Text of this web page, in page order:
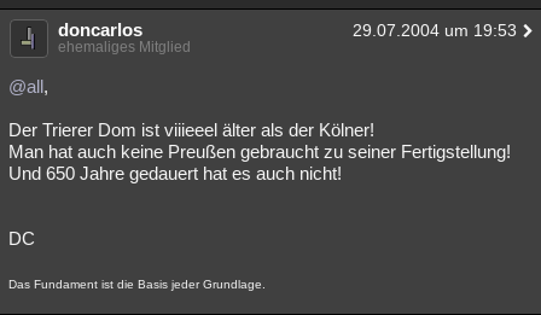
doncarlos 29.07.2004 um 19:53
ehemaliges Mitglied
@all,
Der Trierer Dom ist viiieeel älter als der Kölner!
Man hat auch keine Preußen gebraucht zu seiner Fertigstellung!
Und 650 Jahre gedauert hat es auch nicht!
DC
Das Fundament ist die Basis jeder Grundlage.